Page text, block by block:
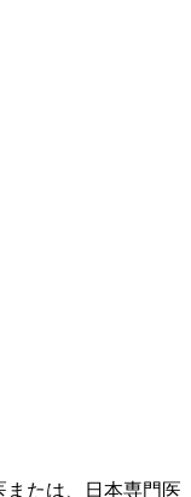
たは、日本専門医